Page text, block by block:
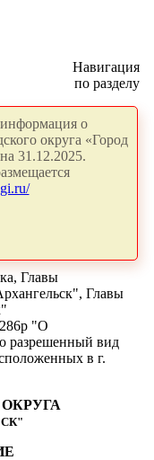
Навигация
по разделу
о
округа «Город
31.12.2025.
Главы
Главы
"О
разрешенный вид
в г.